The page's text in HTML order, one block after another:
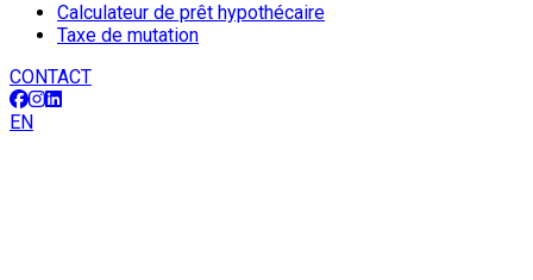
Calculateur de prêt hypothécaire
Taxe de mutation
CONTACT
EN